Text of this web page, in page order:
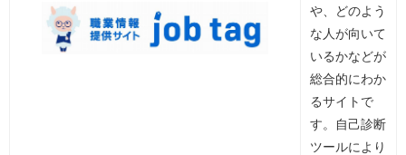
や、どのよう
な人が向いて
いるかなどが
総合的にわか
るサイトで
す。自己診断
ツールにより